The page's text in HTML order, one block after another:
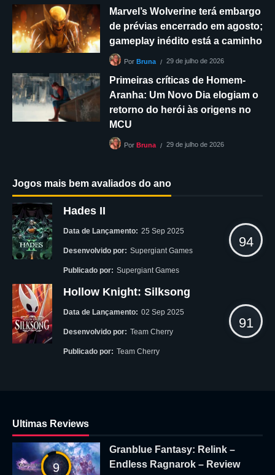
Marvel’s Wolverine terá embargo
de prévias encerrado em agosto;
gameplay inédito está a caminho
Por Bruna 29 de julho de 2026
Primeiras críticas de Homem-
Aranha: Um Novo Dia elogiam o
retorno do herói às origens no
MCU
Por Bruna 29 de julho de 2026
Jogos mais bem avaliados do ano
Hades II
Data de Lançamento: 25 Sep 2025
Desenvolvido por: Supergiant Games
Publicado por: Supergiant Games
94
Hollow Knight: Silksong
Data de Lançamento: 02 Sep 2025
Desenvolvido por: Team Cherry
Publicado por: Team Cherry
91
Ultimas Reviews
9
Granblue Fantasy: Relink –
Endless Ragnarok – Review